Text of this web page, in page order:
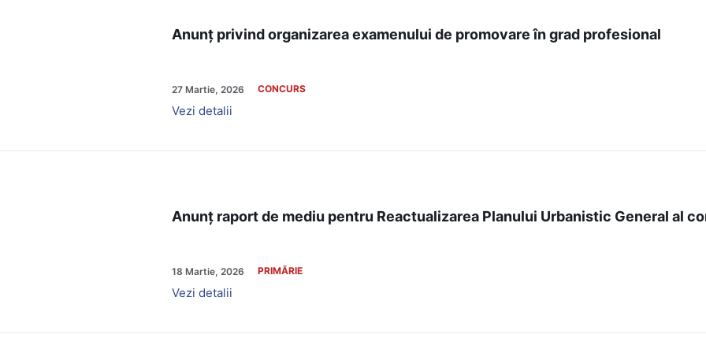
Anunț privind organizarea examenului de promovare în grad profesional
27 Martie, 2026 CONCURS
Vezi detalii
Anunț raport de mediu pentru Reactualizarea Planului Urbanistic General al
18 Martie, 2026 PRIMĂRIE
Vezi detalii